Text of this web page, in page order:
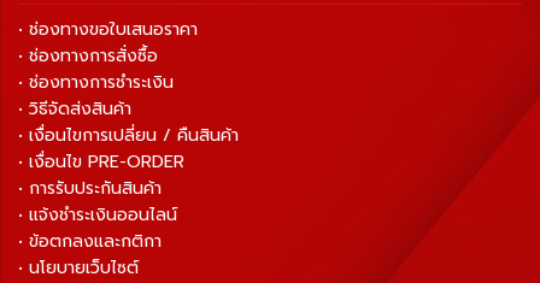
• ช่องทางขอใบเสนอราคา
• ช่องทางการสั่งซื้อ
• ช่องทางการชำระเงิน
• วิธีจัดส่งสินค้า
• เงื่อนไขการเปลี่ยน / คืนสินค้า
• เงื่อนไข PRE-ORDER
• การรับประกันสินค้า
• แจ้งชำระเงินออนไลน์
• ข้อตกลงและกติกา
• นโยบายเว็บไซต์